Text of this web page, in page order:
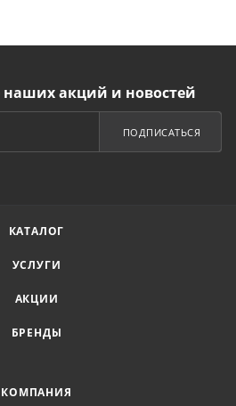
наших акций и новостей
ПОДПИСАТЬСЯ
КАТАЛОГ
УСЛУГИ
АКЦИИ
БРЕНДЫ
КОМПАНИЯ